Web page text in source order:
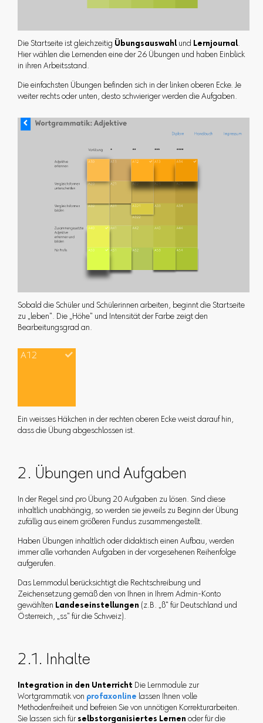
Die Startseite ist gleichzeitig Übungsauswahlund Lernjournal.
Hier wählen die Lernenden eine der 26 Übungen und haben Einblick
in ihren Arbeitsstand.
Die einfachsten Übungen befinden sich in der linken oberen Ecke. Je
weiter rechts oder unten, desto schwieriger werden die Aufgaben.
Sobald die Schüler und Schülerinnen arbeiten, beginnt die Startseite
zu „leben“. Die „Höhe“ und Intensität der Farbe zeigt den
Bearbeitungsgrad an.
Ein weisses Häkchen in der rechten oberen Ecke weist darauf hin,
dass die Übung abgeschlossen ist.
2. Übungen und Aufgaben
In der Regel sind pro Übung 20 Aufgaben zu lösen. Sind diese
inhaltlich unabhängig, so werden sie jeweils zu Beginn der Übung
zufällig aus einem größeren Fundus zusammengestellt.
Haben Übungen inhaltlich oder didaktisch einen Aufbau, werden
immer alle vorhanden Aufgaben in der vorgesehenen Reihenfolge
aufgerufen.
Das Lernmodul berücksichtigt die Rechtschreibung und
Zeichensetzung gemäß den von Ihnen in Ihrem Admin-Konto
gewählten Landeseinstellungen (z.B. „ß“ für Deutschland und
Österreich, „ss“ für die Schweiz).
2.1. Inhalte
Integration in den Unterricht Die Lernmodule zur
Wortgrammatik von profaxonline lassen Ihnen volle
Methodenfreiheit und befreien Sie von unnötigen Korrekturarbeiten.
Sie lassen sich für selbstorganisiertes Lernen oder für die